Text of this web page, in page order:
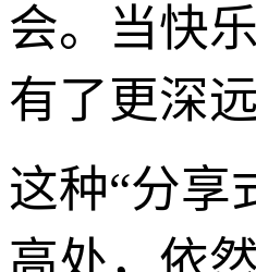
会。当快
有了更深
这种“分享